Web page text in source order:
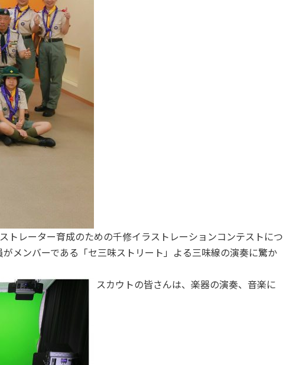
レーター育成のための千修イラストレーションコンテストにつ
メンバーである「セ三味ストリート」よる三味線の演奏に驚か
スカウトの皆さんは、楽器の演奏、音楽に